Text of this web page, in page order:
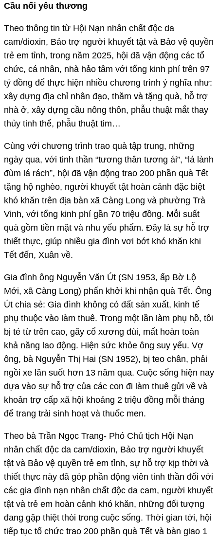
Cầu nối yêu thương
Theo thông tin từ Hội Nạn nhân chất độc da
cam/dioxin, Bảo trợ người khuyết tật và Bảo vệ quyền
trẻ em tỉnh, trong năm 2025, hội đã vận động các tổ
chức, cá nhân, nhà hảo tâm với tổng kinh phí trên 97
tỷ đồng để thực hiện nhiều chương trình ý nghĩa như:
xây dựng địa chỉ nhân đạo, thăm và tặng quà, hỗ trợ
nhà ở, xây dựng cầu nông thôn, phẫu thuật mắt thay
thủy tinh thể, phẫu thuật tim…
Cùng với chương trình trao quà tập trung, những
ngày qua, với tinh thần “tương thân tương ái”, “lá lành
đùm lá rách”, hội đã vận động trao 200 phần quà Tết
tặng hộ nghèo, người khuyết tật hoàn cảnh đặc biệt
khó khăn trên địa bàn xã Càng Long và phường Trà
Vinh, với tổng kinh phí gần 70 triệu đồng. Mỗi suất
quà gồm tiền mặt và nhu yếu phẩm. Đây là sự hỗ trợ
thiết thực, giúp nhiều gia đình vơi bớt khó khăn khi
Tết đến, Xuân về.
Gia đình ông Nguyễn Văn Út (SN 1953, ấp Bờ Lộ
Mới, xã Càng Long) phấn khởi khi nhận quà Tết. Ông
Út chia sẻ: Gia đình không có đất sản xuất, kinh tế
phụ thuộc vào làm thuê. Trong một lần làm phụ hồ, tôi
bị té từ trên cao, gãy cổ xương đùi, mất hoàn toàn
khả năng lao động. Hiện sức khỏe ông suy yếu. Vợ
ông, bà Nguyễn Thị Hai (SN 1952), bị teo chân, phải
ngồi xe lăn suốt hơn 13 năm qua. Cuộc sống hiện nay
dựa vào sự hỗ trợ của các con đi làm thuê gửi về và
khoản trợ cấp xã hội khoảng 2 triệu đồng mỗi tháng
để trang trải sinh hoạt và thuốc men.
Theo bà Trần Ngọc Trang- Phó Chủ tịch Hội Nạn
nhân chất độc da cam/dioxin, Bảo trợ người khuyết
tật và Bảo vệ quyền trẻ em tỉnh, sự hỗ trợ kịp thời và
thiết thực này đã góp phần động viên tinh thần đối với
các gia đình nạn nhân chất độc da cam, người khuyết
tật và trẻ em hoàn cảnh khó khăn, những đối tượng
đang gặp thiệt thòi trong cuộc sống. Thời gian tới, hội
tiếp tục tổ chức trao 200 phần quà Tết và bàn giao 1